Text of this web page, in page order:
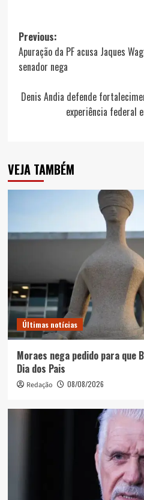
Post
navigation
Previous:
Apuração da PF acusa Jaques
senador nega
Denis Andia defende
experiência federal
VEJA TAMBÉM
Últimas notícias
Moraes nega pedido para que
Dia dos Pais
Redação 08/08/2026